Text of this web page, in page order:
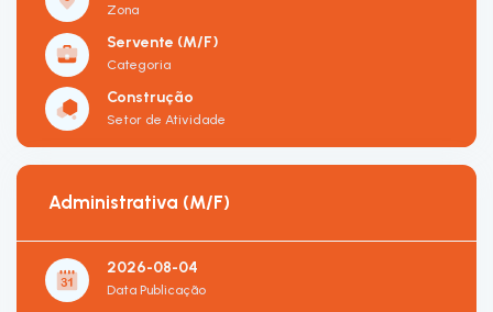
Zona
Servente (M/F)
Categoria
Construção
Setor de Atividade
Administrativa (M/F)
2026-08-04
Data Publicação